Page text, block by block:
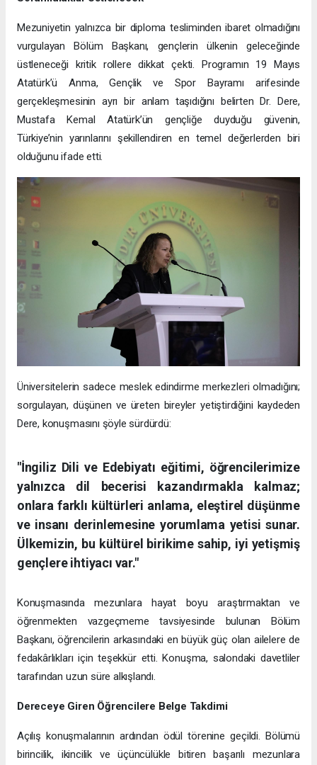
Mezuniyetin yalnızca bir diploma tesliminden ibaret olmadığını
vurgulayan Bölüm Başkanı, gençlerin ülkenin geleceğinde
üstleneceği kritik rollere dikkat çekti. Programın 19 Mayıs
Atatürk’ü Anma, Gençlik ve Spor Bayramı arifesinde
gerçekleşmesinin ayrı bir anlam taşıdığını belirten Dr. Dere,
Mustafa Kemal Atatürk’ün gençliğe duyduğu güvenin,
Türkiye’nin yarınlarını şekillendiren en temel değerlerden biri
olduğunu ifade etti.
Üniversitelerin sadece meslek edindirme merkezleri olmadığını;
sorgulayan, düşünen ve üreten bireyler yetiştirdiğini kaydeden
Dere, konuşmasını şöyle sürdürdü:
"İngiliz Dili ve Edebiyatı eğitimi, öğrencilerimize
yalnızca dil becerisi kazandırmakla kalmaz;
onlara farklı kültürleri anlama, eleştirel düşünme
ve insanı derinlemesine yorumlama yetisi sunar.
Ülkemizin, bu kültürel birikime sahip, iyi yetişmiş
gençlere ihtiyacı var."
Konuşmasında mezunlara hayat boyu araştırmaktan ve
öğrenmekten vazgeçmeme tavsiyesinde bulunan Bölüm
Başkanı, öğrencilerin arkasındaki en büyük güç olan ailelere de
fedakârlıkları için teşekkür etti. Konuşma, salondaki davetliler
tarafından uzun süre alkışlandı.
Dereceye Giren Öğrencilere Belge Takdimi
Açılış konuşmalarının ardından ödül törenine geçildi. Bölümü
birincilik, ikincilik ve üçüncülükle bitiren başarılı mezunlara